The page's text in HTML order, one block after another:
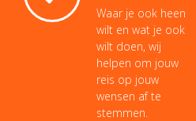
Waar je ook heen
wilt en wat je ook
wilt doen, wij
helpen om jouw
reis op jouw
wensen af te
stemmen.